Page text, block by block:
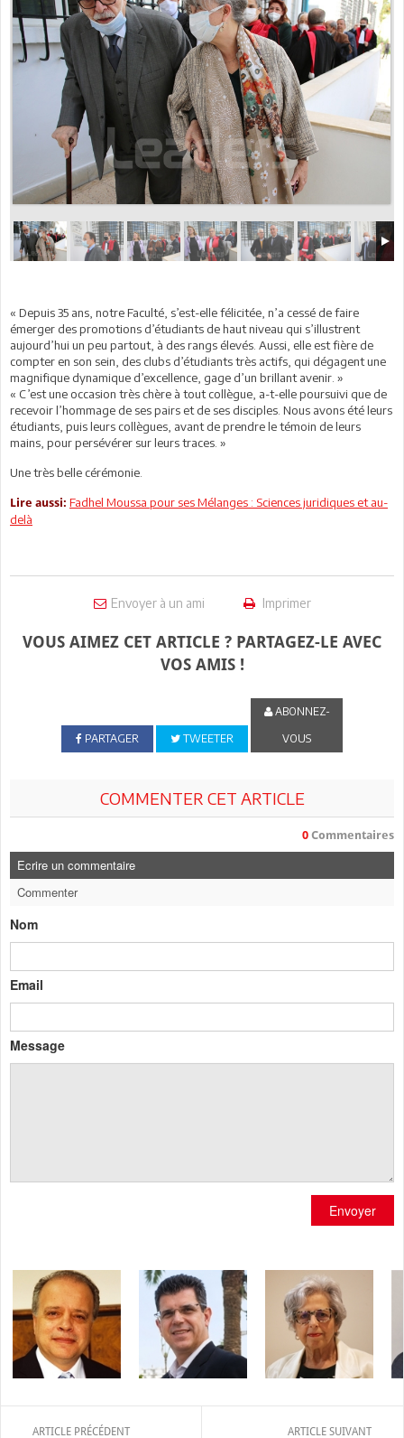
« Depuis 35 ans, notre Faculté, s’est-elle félicitée, n’a cessé de faire
émerger des promotions d’étudiants de haut niveau qui s’illustrent
aujourd’hui un peu partout, à des rangs élevés. Aussi, elle est fière de
compter en son sein, des clubs d’étudiants très actifs, qui dégagent une
magnifique dynamique d’excellence, gage d’un brillant avenir. »
« C’est une occasion très chère à tout collègue, a-t-elle poursuivi que de
recevoir l’hommage de ses pairs et de ses disciples. Nous avons été leurs
étudiants, puis leurs collègues, avant de prendre le témoin de leurs
mains, pour persévérer sur leurs traces. »
Une très belle cérémonie.
Lire aussi: Fadhel Moussa pour ses Mélanges : Sciences juridiques et au-
delà
Envoyer à un ami Imprimer
VOUS AIMEZ CET ARTICLE ? PARTAGEZ-LE AVEC
VOS AMIS !
PARTAGER TWEETER
ABONNEZ-
VOUS
COMMENTER CET ARTICLE
0 Commentaires
Ecrire un commentaire
Commenter
Nom
Email
Message
Envoyer
ARTICLE PRÉCÉDENT ARTICLE SUIVANT